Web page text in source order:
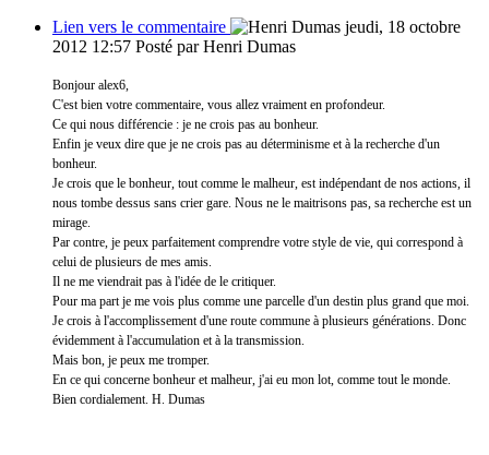
Lien vers le commentaire
jeudi, 18 octobre
2012 12:57 Posté par Henri Dumas
Bonjour alex6,
C'est bien votre commentaire, vous allez vraiment en profondeur.
Ce qui nous différencie : je ne crois pas au bonheur.
Enfin je veux dire que je ne crois pas au déterminisme et à la recherche d'un
bonheur.
Je crois que le bonheur, tout comme le malheur, est indépendant de nos actions, il
nous tombe dessus sans crier gare. Nous ne le maitrisons pas, sa recherche est un
mirage.
Par contre, je peux parfaitement comprendre votre style de vie, qui correspond à
celui de plusieurs de mes amis.
Il ne me viendrait pas à l'idée de le critiquer.
Pour ma part je me vois plus comme une parcelle d'un destin plus grand que moi.
Je crois à l'accomplissement d'une route commune à plusieurs générations. Donc
évidemment à l'accumulation et à la transmission.
Mais bon, je peux me tromper.
En ce qui concerne bonheur et malheur, j'ai eu mon lot, comme tout le monde.
Bien cordialement. H. Dumas